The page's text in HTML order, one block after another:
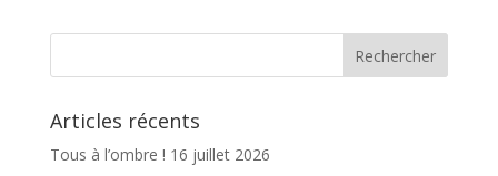
b
k
er l g
Articles récents
Tous à l’ombre ! 16 juillet 2026